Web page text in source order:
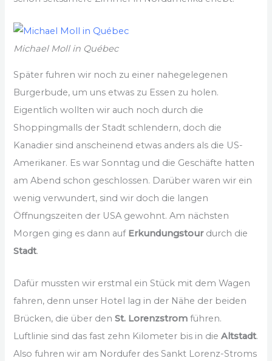
Michael Moll in Québec
Später fuhren wir noch zu einer nahegelegenen
Burgerbude, um uns etwas zu Essen zu holen.
Eigentlich wollten wir auch noch durch die
Shoppingmalls der Stadt schlendern, doch die
Kanadier sind anscheinend etwas anders als die US-
Amerikaner. Es war Sonntag und die Geschäfte hatten
am Abend schon geschlossen. Darüber waren wir ein
wenig verwundert, sind wir doch die langen
Öffnungszeiten der USA gewohnt. Am nächsten
Morgen ging es dann auf Erkundungstour durch die
Stadt.
Dafür mussten wir erstmal ein Stück mit dem Wagen
fahren, denn unser Hotel lag in der Nähe der beiden
Brücken, die über denSt. Lorenzstrom führen.
Luftlinie sind das fast zehn Kilometer bis in dieAltstadt.
Also fuhren wir am Nordufer des Sankt Lorenz-Stroms